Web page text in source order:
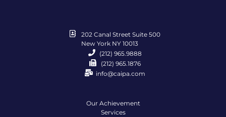
202 Canal Street Suite 500
New York NY 10013
(212) 965.9888
(212) 965.1876
info@caipa.com
Our Achievement
Services